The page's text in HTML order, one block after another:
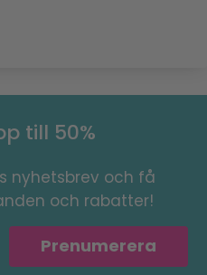
till 50%
nyhetsbrev och få
och rabatter!
Prenumerera